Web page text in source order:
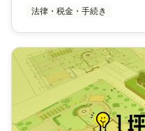
法律・税金・手続き